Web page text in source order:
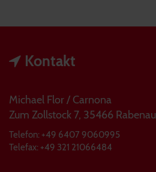
Kontakt
Michael Flor / Carnona
Zum Zollstock 7, 35466 Rabenau
Telefon: +49 6407 9060995
Telefax: +49 321 21066484